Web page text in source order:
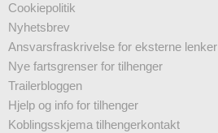
Cookiepolitik
Nyhetsbrev
Ansvarsfraskrivelse for eksterne lenker
Nye fartsgrenser for tilhenger
Trailerbloggen
Hjelp og info for tilhenger
Koblingsskjema tilhengerkontakt